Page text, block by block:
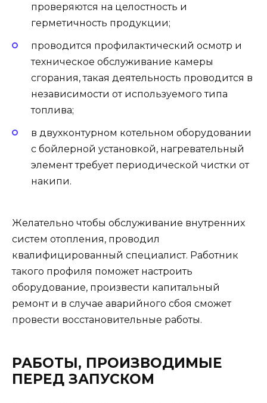
проверяются на целостность и
герметичность продукции;
проводится профилактический осмотр и
техническое обслуживание камеры
сгорания, такая деятельность проводится в
независимости от используемого типа
топлива;
в двухконтурном котельном оборудовании
с бойлерной установкой, нагревательный
элемент требует периодической чистки от
накипи.
Желательно чтобы обслуживание внутренних
систем отопления, проводил
квалифицированный специалист. Работник
такого профиля поможет настроить
оборудование, произвести капитальный
ремонт и в случае аварийного сбоя сможет
провести восстановительные работы.
РАБОТЫ, ПРОИЗВОДИМЫЕ
ПЕРЕД ЗАПУСКОМ